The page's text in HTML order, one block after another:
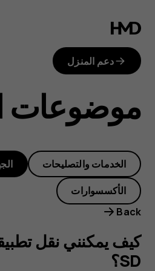
كيف
يمكنني
نقل
تطبيقات
إلى
بطاقة
SD؟
دعم المنزل
موضوعات
الخدمات والتصليحات
الأكسسوارات
Back
كيف يمكنني نقل
SD؟